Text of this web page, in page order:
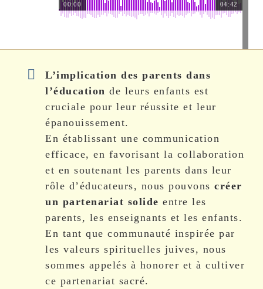
04:42
00:00
L’implication des parents dans
l’éducation de leurs enfants est
cruciale pour leur réussite et leur
épanouissement.
En établissant une communication
efficace, en favorisant la collaboration
et en soutenant les parents dans leur
rôle d’éducateurs, nous pouvonscréer
un partenariat solide entre les
parents, les enseignants et les enfants.
En tant que communauté inspirée par
les valeurs spirituelles juives, nous
sommes appelés à honorer et à cultiver
ce partenariat sacré.